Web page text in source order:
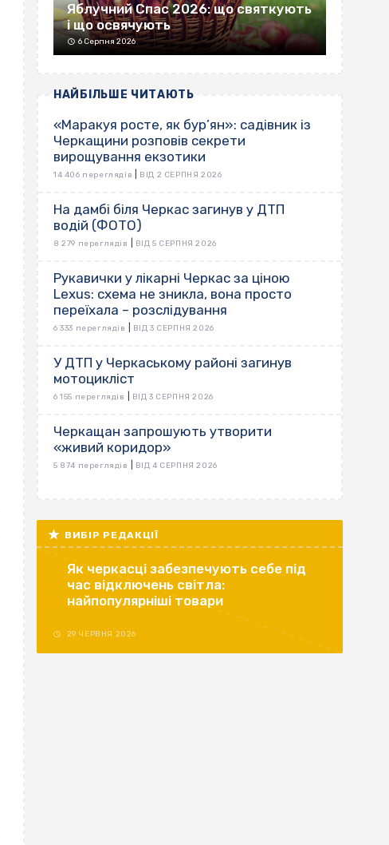
Яблучний Спас 2026: що святкують
і що освячують
6 Серпня 2026
НАЙБІЛЬШЕ ЧИТАЮТЬ
«Маракуя росте, як бур’ян»: садівник із
Черкащини розповів секрети
вирощування екзотики
14 406 переглядів ВІД 2 СЕРПНЯ 2026
На дамбі біля Черкас загинув у ДТП
водій (ФОТО)
8 279 переглядів ВІД 5 СЕРПНЯ 2026
Рукавички у лікарні Черкас за ціною
Lexus: схема не зникла, вона просто
переїхала – розслідування
6 333 переглядів ВІД 3 СЕРПНЯ 2026
У ДТП у Черкаському районі загинув
мотоцикліст
6 155 переглядів ВІД 3 СЕРПНЯ 2026
Черкащан запрошують утворити
«живий коридор»
5 874 переглядів ВІД 4 СЕРПНЯ 2026
ВИБІР РЕДАКЦІЇ
Як черкасці забезпечують себе під
час відключень світла:
найпопулярніші товари
29 ЧЕРВНЯ 2026